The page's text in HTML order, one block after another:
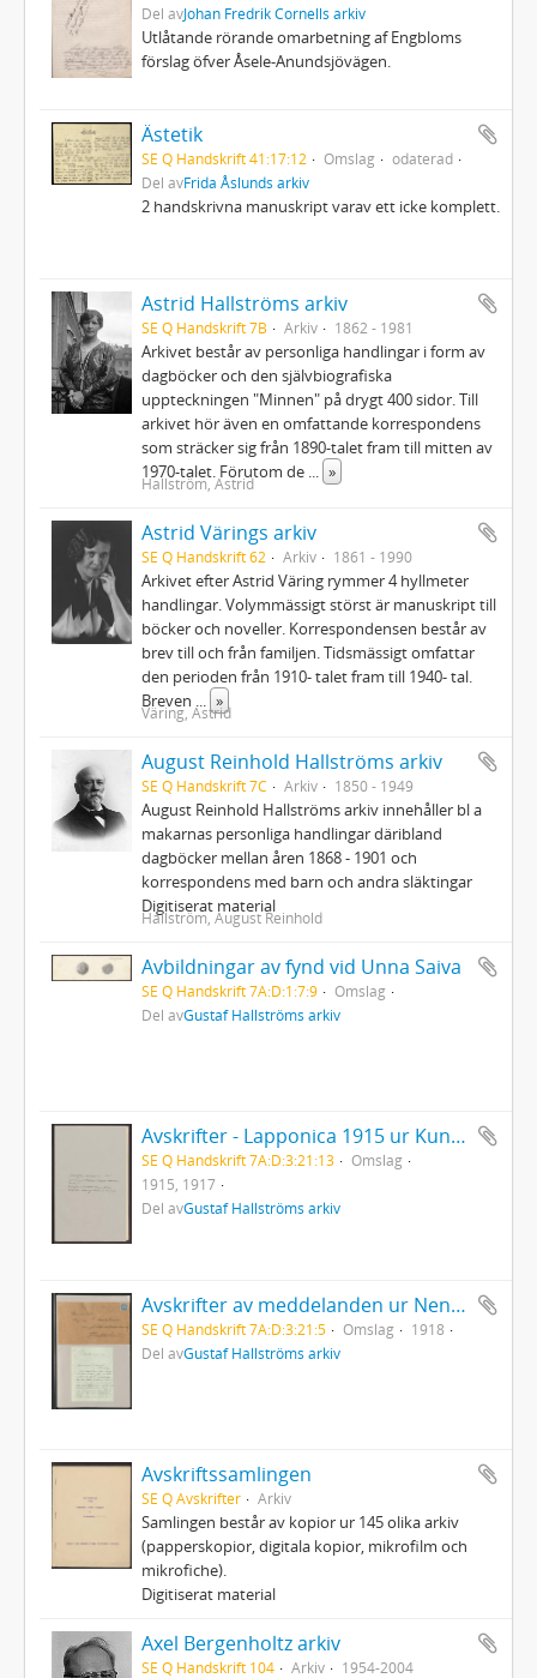
Del avJohan Fredrik Cornells arkiv
Utlåtande rörande omarbetning af Engbloms
förslag öfver Åsele-Anundsjövägen.
Ästetik
SE Q Handskrift 41:17:12 Omslag
odaterad
Del avFrida Åslunds arkiv
2 handskrivna manuskript varav ett icke komplett.
Astrid Hallströms arkiv
SE Q Handskrift 7B Arkiv 1862 - 1981
Arkivet består av personliga handlingar i form av
dagböcker och den självbiografiska
uppteckningen "Minnen" på drygt 400 sidor. Till
arkivet hör även en omfattande korrespondens
som sträcker sig från 1890-talet fram till mitten av
1970-talet. Förutom de
»
Hallström, Astrid
Astrid Värings arkiv
SE Q Handskrift 62 Arkiv 1861 - 1990
Arkivet efter Astrid Väring rymmer 4 hyllmeter
handlingar. Volymmässigt störst är manuskript till
böcker och noveller. Korrespondensen består av
brev till och från familjen. Tidsmässigt omfattar
den perioden från 1910- talet fram till 1940- tal.
Breven
»
Väring, Astrid
August Reinhold Hallströms arkiv
SE Q Handskrift 7C Arkiv 1850 - 1949
August Reinhold Hallströms arkiv innehåller bl a
makarnas personliga handlingar däribland
dagböcker mellan åren 1868 - 1901 och
korrespondens med barn och andra släktingar
Digitiserat material
Hallström, August Reinhold
Avbildningar av fynd vid Unna Saiva
SE Q Handskrift 7A:D:1:7:9
Omslag
Del avGustaf Hallströms arkiv
Avskrifter - Lapponica 1915 ur Kungl Videnskapsselskapets bibliotek, Trondheim. Avskrifter och anteckningar från Qvigstads samling i Tromsö 1915, 1917
SE Q Handskrift 7A:D:3:21:13
Omslag
1915, 1917
Del avGustaf Hallströms arkiv
Avskrifter av meddelanden ur Nensénska samlingen som avser fasta fornlämningar och fornfynd i Lappland. Avskrift utförd av Sigrid Drake enl. brev 21/1 1918
SE Q Handskrift 7A:D:3:21:5 Omslag
1918
Del avGustaf Hallströms arkiv
Avskriftssamlingen
SE Q Avskrifter Arkiv
Samlingen består av kopior ur 145 olika arkiv
(papperskopior, digitala kopior, mikrofilm och
mikrofiche).
Digitiserat material
Axel Bergenholtz arkiv
SE Q Handskrift 104 Arkiv 1954-2004